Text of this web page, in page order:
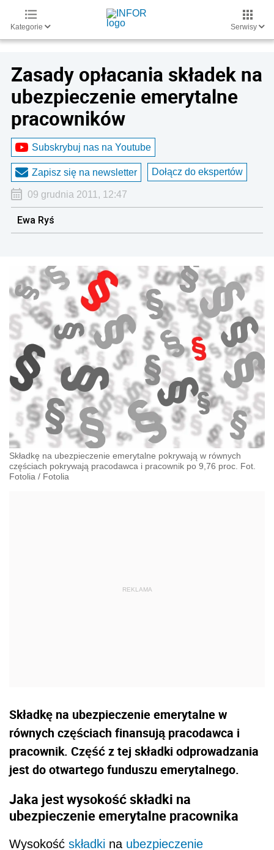
Kategorie Serwisy
Zasady opłacania składek na
ubezpieczenie emerytalne
pracowników
Subskrybuj nas na Youtube
Zapisz się na newsletter Dołącz do ekspertów
09 grudnia 2011, 12:47
Ewa Ryś
Składkę na ubezpieczenie emerytalne pokrywają w równych
częściach pokrywają pracodawca i pracownik po 9,76 proc. Fot.
Fotolia / Fotolia
Składkę na ubezpieczenie emerytalne w
równych częściach finansują pracodawca i
pracownik. Część z tej składki odprowadzania
jest do otwartego funduszu emerytalnego.
Jaka jest wysokość składki na
ubezpieczenie emerytalne pracownika
Wysokość składki na ubezpieczenie